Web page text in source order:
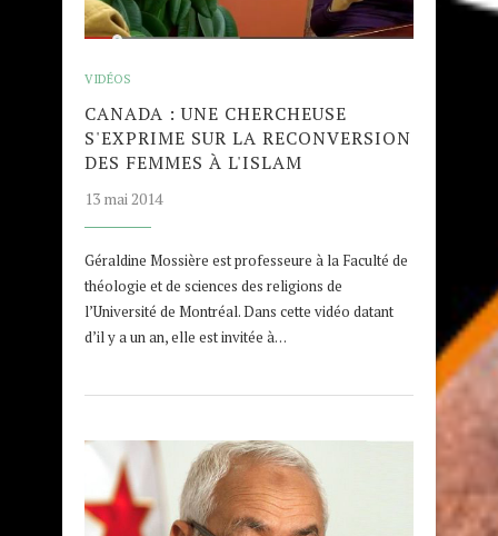
VIDÉOS
CANADA : UNE CHERCHEUSE
S'EXPRIME SUR LA RECONVERSION
DES FEMMES À L'ISLAM
13 mai 2014
Géraldine Mossière est professeure à la Faculté de
théologie et de sciences des religions de
l’Université de Montréal. Dans cette vidéo datant
d’il y a un an, elle est invitée à…